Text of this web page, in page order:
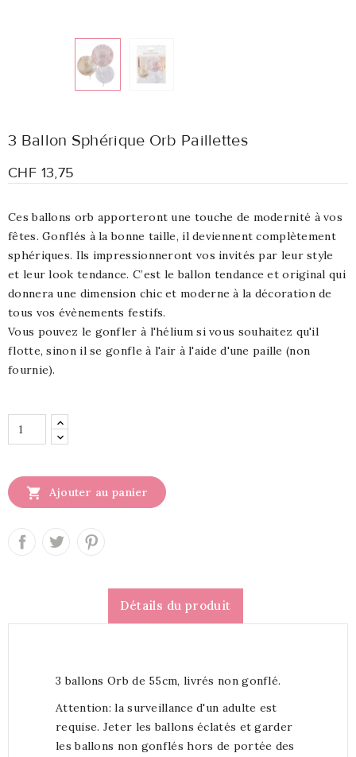
3 Ballon Sphérique Orb Paillettes
CHF 13,75
Ces ballons orb apporteront une touche de modernité à vos
fêtes. Gonflés à la bonne taille, il deviennent complètement
sphériques. Ils impressionneront vos invités par leur style
et leur look tendance. C’est le ballon tendance et original qui
donnera une dimension chic et moderne à la décoration de
tous vos évènements festifs.
Vous pouvez le gonfler à l'hélium si vous souhaitez qu'il
flotte, sinon il se gonfle à l'air à l'aide d'une paille (non
fournie).
 Ajouter au panier
Détails du produit
3 ballons Orb de 55cm, livrés non gonflé.
Attention: la surveillance d'un adulte est
requise. Jeter les ballons éclatés et garder
les ballons non gonflés hors de portée des